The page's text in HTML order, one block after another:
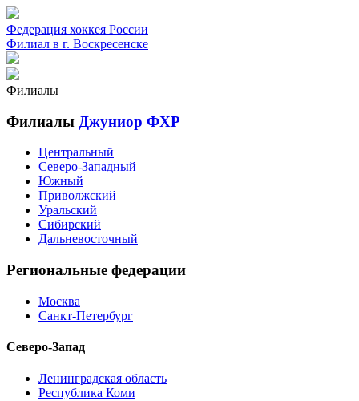
Федерация хоккея России
Филиал в г. Воскресенске
Филиалы
Филиалы Джуниор ФХР
Центральный
Северо-Западный
Южный
Приволжский
Уральский
Сибирский
Дальневосточный
Региональные федерации
Москва
Санкт-Петербург
Северо-Запад
Ленинградская область
Республика Коми